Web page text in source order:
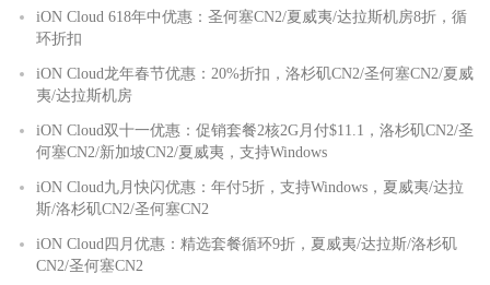
iON Cloud 618年中优惠：圣何塞CN2/夏威夷/达拉斯机房8折，循
环折扣
iON Cloud龙年春节优惠：20%折扣，洛杉矶CN2/圣何塞CN2/夏威
夷/达拉斯机房
iON Cloud双十一优惠：促销套餐2核2G月付$11.1，洛杉矶CN2/圣
何塞CN2/新加坡CN2/夏威夷，支持Windows
iON Cloud九月快闪优惠：年付5折，支持Windows，夏威夷/达拉
斯/洛杉矶CN2/圣何塞CN2
iON Cloud四月优惠：精选套餐循环9折，夏威夷/达拉斯/洛杉矶
CN2/圣何塞CN2